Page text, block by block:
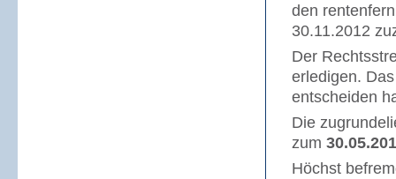
den
30.11.2012
Der
erledigen.
entscheiden
Die
zum
Höchst